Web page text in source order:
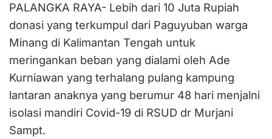
PALANGKA RAYA- Lebih dari 10 Juta Rupiah
donasi yang terkumpul dari Paguyuban warga
Minang di Kalimantan Tengah untuk
meringankan beban yang dialami oleh Ade
Kurniawan yang terhalang pulang kampung
lantaran anaknya yang berumur 48 hari menjalni
isolasi mandiri Covid-19 di RSUD dr Murjani
Sampt.